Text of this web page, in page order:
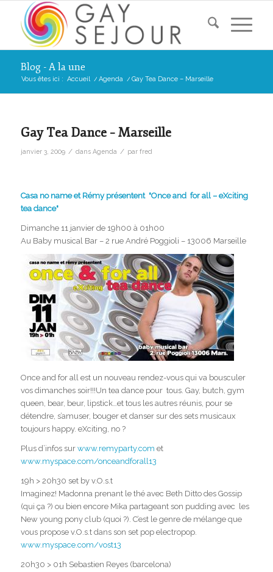
Blog - A la une
Vous êtes ici : Accueil / Agenda / Gay Tea Dance – Marseille
Gay Tea Dance – Marseille
janvier 3, 2009 / dans Agenda / par fred
Casa no name et Rémy présentent "Once and for all – eXciting
tea dance"
Dimanche 11 janvier de 19h00 à 01h00
Au Baby musical Bar – 2 rue André Poggioli – 13006 Marseille
Once and for all est un nouveau rendez-vous qui va bousculer
vos dimanches soir!!!Un tea dance pour tous. Gay, butch, gym
queen, bear, beur, lipstick…et tous les autres réunis, pour se
détendre, s’amuser, bouger et danser sur des sets musicaux
toujours happy. eXciting, no ?
Plus d’infos sur www.remyparty.com et
www.myspace.com/onceandforall13
19h > 20h30 set by v.O.s.t
Imaginez! Madonna prenant le thé avec Beth Ditto des Gossip
(qui ça ?) ou bien encore Mika partageant son pudding avec les
New young pony club (quoi ?). C’est le genre de mélange que
vous propose v.O.s.t dans son set pop electropop.
www.myspace.com/vost13
20h30 > 01h Sebastien Reyes (barcelona)